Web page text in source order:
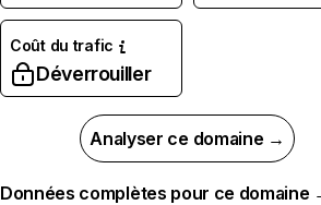
Coût du trafic
Déverrouiller
Analyser ce domaine →
Données complètes pour ce domaine